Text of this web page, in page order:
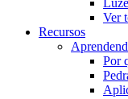
Ver
Recursos
Por